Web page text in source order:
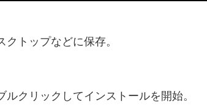
クトップなどに保存。
ルクリックしてインストールを開始。